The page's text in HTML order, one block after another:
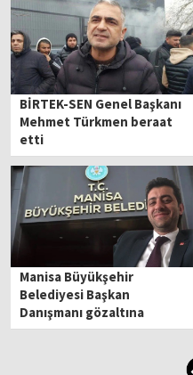
BİRTEK-SEN Genel Başkanı
Mehmet Türkmen beraat
etti
Manisa Büyükşehir
Belediyesi Başkan
Danışmanı gözaltına
alındı!